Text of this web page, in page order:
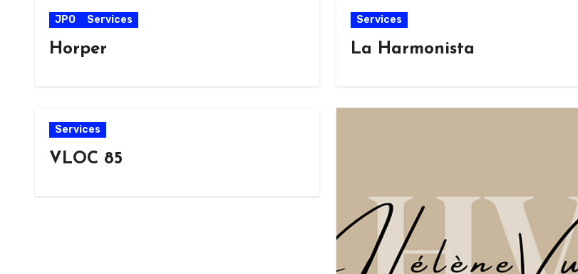
JPO Services
Horper
Services
La Harmonista
Services
VLOC 85